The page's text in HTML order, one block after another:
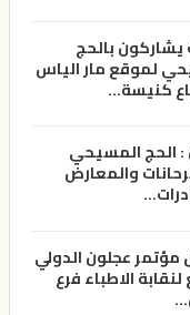
يشاركون بالحج
لموقع مار الياس
كنيسة…
: الحج المسيحي
والمعارض
مؤتمر عجلون الدولي
لنقابة الاطباء فرع